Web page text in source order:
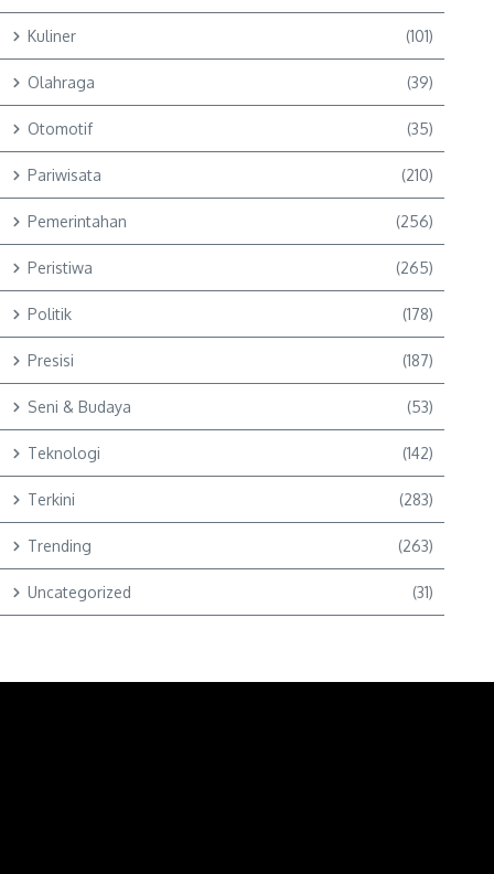
Kuliner (101)
Olahraga (39)
Otomotif (35)
Pariwisata (210)
Pemerintahan (256)
Peristiwa (265)
Politik (178)
Presisi (187)
Seni & Budaya (53)
Teknologi (142)
Terkini (283)
Trending (263)
Uncategorized (31)